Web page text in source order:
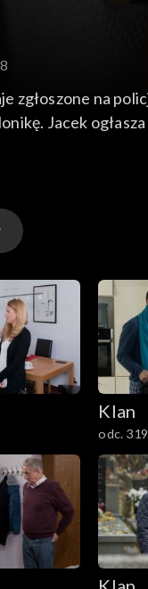
zgłoszone na
Jacek
Klan
odc.